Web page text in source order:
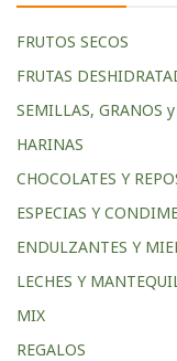
FRUTOS SECOS
FRUTAS
SEMILLAS, GRANOS y
HARINAS
CHOCOLATES Y
ESPECIAS Y
ENDULZANTES Y
LECHES Y
MIX
REGALOS